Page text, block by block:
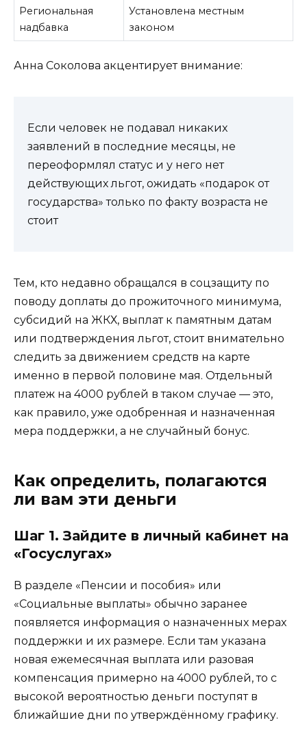
Региональная
надбавка
Установлена местным
законом
Анна Соколова акцентирует внимание:
Если человек не подавал никаких
заявлений в последние месяцы, не
переоформлял статус и у него нет
действующих льгот, ожидать «подарок от
государства» только по факту возраста не
стоит
Тем, кто недавно обращался в соцзащиту по
поводу доплаты до прожиточного минимума,
субсидий на ЖКХ, выплат к памятным датам
или подтверждения льгот, стоит внимательно
следить за движением средств на карте
именно в первой половине мая. Отдельный
платеж на 4000 рублей в таком случае — это,
как правило, уже одобренная и назначенная
мера поддержки, а не случайный бонус.
Как определить, полагаются
ли вам эти деньги
Шаг 1. Зайдите в личный кабинет на
«Госуслугах»
В разделе «Пенсии и пособия» или
«Социальные выплаты» обычно заранее
появляется информация о назначенных мерах
поддержки и их размере. Если там указана
новая ежемесячная выплата или разовая
компенсация примерно на 4000 рублей, то с
высокой вероятностью деньги поступят в
ближайшие дни по утверждённому графику.